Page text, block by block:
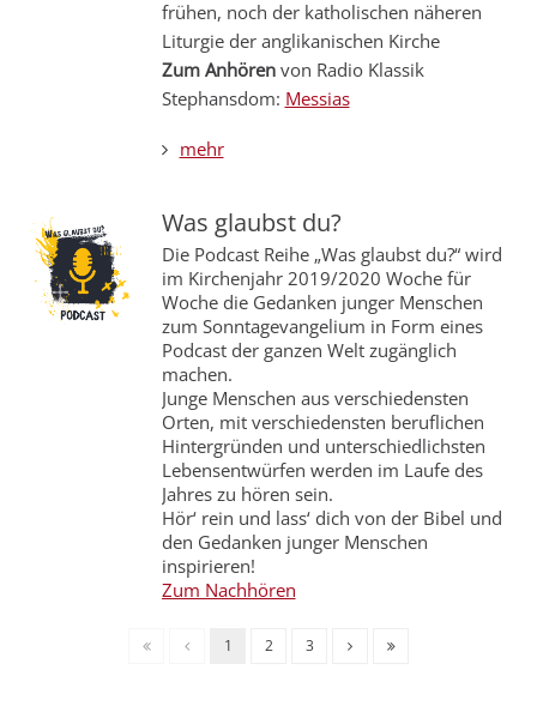
frühen, noch der katholischen näheren
Liturgie der anglikanischen Kirche
Zum Anhörenvon Radio Klassik
Stephansdom: Messias
mehr
Was glaubst du?
Die Podcast Reihe „Was glaubst du?“ wird
im Kirchenjahr 2019/2020 Woche für
Woche die Gedanken junger Menschen
zum Sonntagevangelium in Form eines
Podcast der ganzen Welt zugänglich
machen.
Junge Menschen aus verschiedensten
Orten, mit verschiedensten beruflichen
Hintergründen und unterschiedlichsten
Lebensentwürfen werden im Laufe des
Jahres zu hören sein.
Hör‘ rein und lass‘ dich von der Bibel und
den Gedanken junger Menschen
inspirieren!
Zum Nachhören
1 2 3